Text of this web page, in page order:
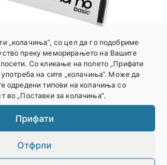
„колачиња”, со цел да го подобриме
преку меморирањето на Вашите
Со кликање на полето „Прифати
употреба на сите „колачиња“. Може да
одредени типови на колачиња со
во „Поставки за колачиња“.
Прифати
Отфрли
ЗА МАНИКИР 3 МОТОРИ
цена